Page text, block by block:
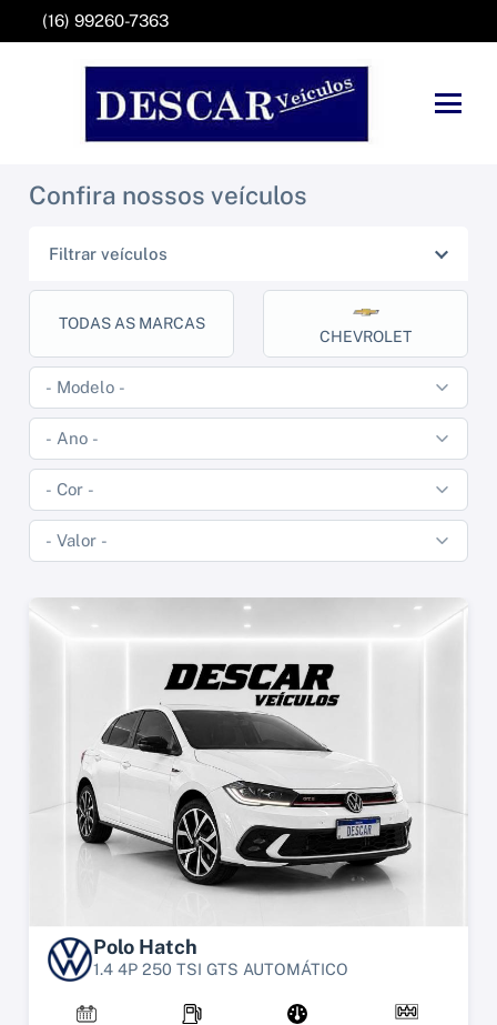
(16) 99260-7363
Confira nossos veículos
Filtrar veículos
TODAS AS MARCAS
CHEVROLET
Polo Hatch
1.4 4P 250 TSI GTS AUTOMÁTICO